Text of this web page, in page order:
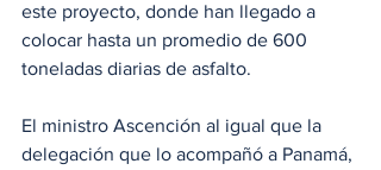
este proyecto, donde han llegado a
colocar hasta un promedio de 600
toneladas diarias de asfalto.
El ministro Ascención al igual que la
delegación que lo acompañó a Panamá,